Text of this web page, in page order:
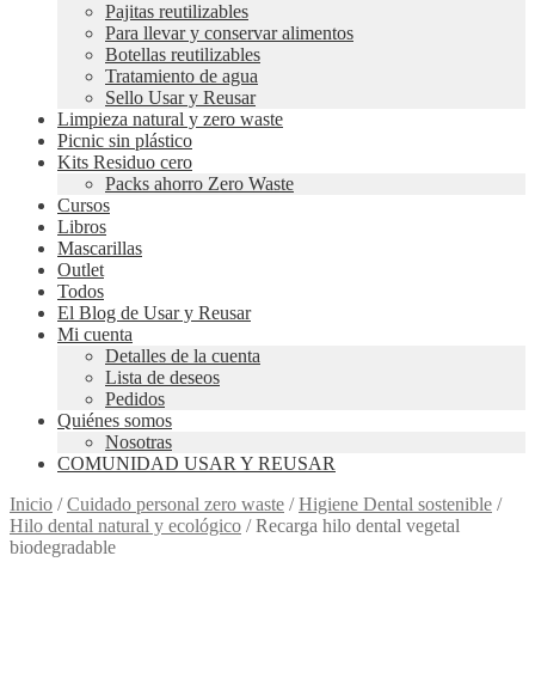
Pajitas reutilizables
Para llevar y conservar alimentos
Botellas reutilizables
Tratamiento de agua
Sello Usar y Reusar
Limpieza natural y zero waste
Picnic sin plástico
Kits Residuo cero
Packs ahorro Zero Waste
Cursos
Libros
Mascarillas
Outlet
Todos
El Blog de Usar y Reusar
Mi cuenta
Detalles de la cuenta
Lista de deseos
Pedidos
Quiénes somos
Nosotras
COMUNIDAD USAR Y REUSAR
Inicio /Cuidado personal zero waste /Higiene Dental sostenible /
Hilo dental natural y ecológico /Recarga hilo dental vegetal
biodegradable